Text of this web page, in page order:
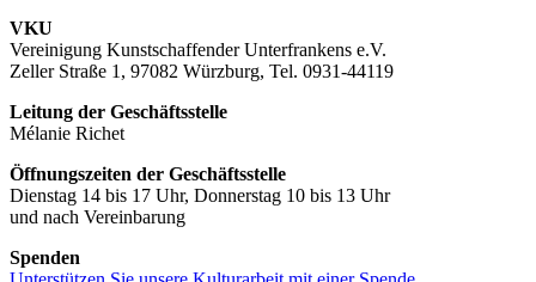
VKU
Vereinigung Kunstschaffender Unterfrankens e.V.
Zeller Straße 1, 97082 Würzburg, Tel. 0931-44119
Leitung der Geschäftsstelle
Mélanie Richet
Öffnungszeiten der Geschäftsstelle
Dienstag 14 bis 17 Uhr, Donnerstag 10 bis 13 Uhr
und nach Vereinbarung
Spenden